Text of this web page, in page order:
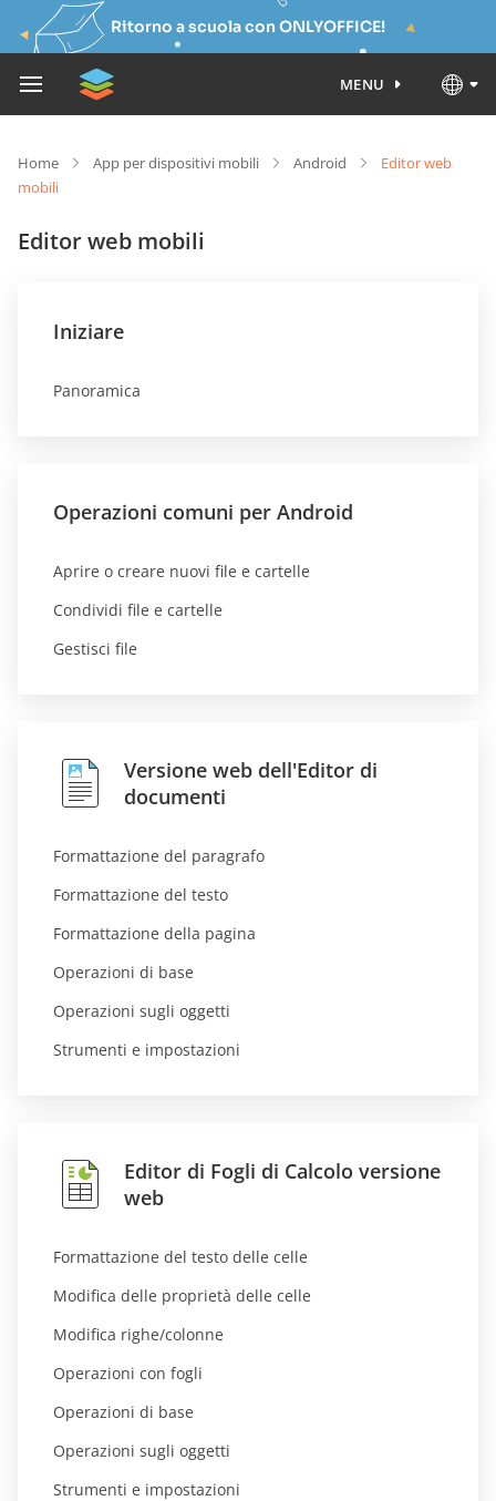
Ritorno a scuola con ONLYOFFICE!
MENU
Home App per dispositivi mobili Android
Editor web
mobili
Editor web mobili
Iniziare
Panoramica
Operazioni comuni per Android
Aprire o creare nuovi file e cartelle
Condividi file e cartelle
Gestisci file
Versione web dell'Editor di
documenti
Formattazione del paragrafo
Formattazione del testo
Formattazione della pagina
Operazioni di base
Operazioni sugli oggetti
Strumenti e impostazioni
Editor di Fogli di Calcolo versione
web
Formattazione del testo delle celle
Modifica delle proprietà delle celle
Modifica righe/colonne
Operazioni con fogli
Operazioni di base
Operazioni sugli oggetti
Strumenti e impostazioni